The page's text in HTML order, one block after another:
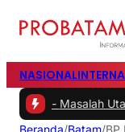
NASIONAL
Utama